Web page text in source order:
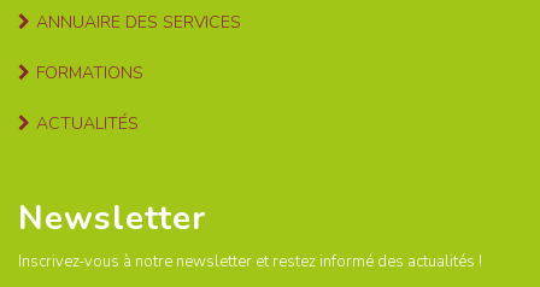
ANNUAIRE DES SERVICES
FORMATIONS
ACTUALITÉS
Newsletter
Inscrivez-vous à notre newsletter et restez informé des actualités !